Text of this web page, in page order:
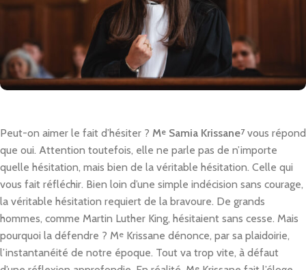
Peut-on aimer le fait d’hésiter ? Me Samia Krissane7vous répond
que oui. Attention toutefois, elle ne parle pas de n’importe
quelle hésitation, mais bien de la véritable hésitation. Celle qui
vous fait réfléchir. Bien loin d’une simple indécision sans courage,
la véritable hésitation requiert de la bravoure. De grands
hommes, comme Martin Luther King, hésitaient sans cesse. Mais
pourquoi la défendre ? Me Krissane dénonce, par sa plaidoirie,
l’instantanéité de notre époque. Tout va trop vite, à défaut